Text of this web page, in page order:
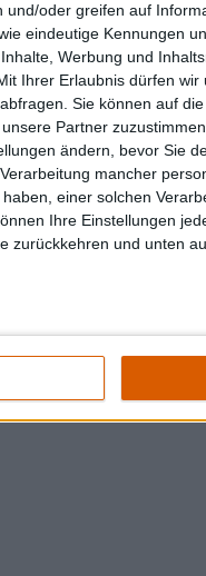
oder greifen auf
eindeutige Kennungen
Werbung und
Ihrer Erlaubnis dürfen
Sie können auf
Partner
ändern, bevor Sie
mancher
einer solchen
Ihre Einstellungen
zurückkehren und unten